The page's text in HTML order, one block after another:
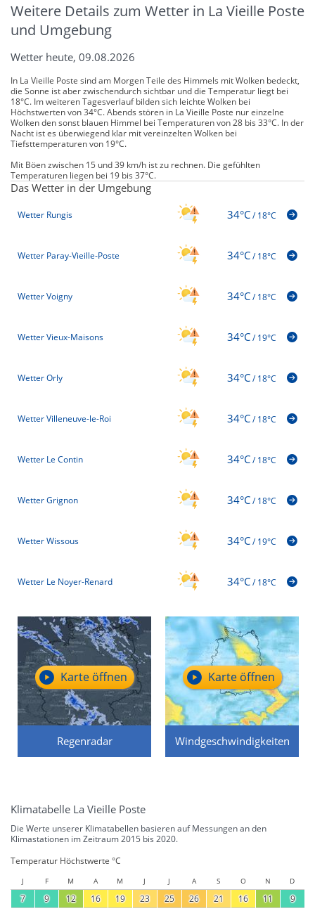
Weitere Details zum Wetter in La Vieille Poste
und Umgebung
Wetter heute, 09.08.2026
In La Vieille Poste sind am Morgen Teile des Himmels mit Wolken bedeckt,
die Sonne ist aber zwischendurch sichtbar und die Temperatur liegt bei
18°C. Im weiteren Tagesverlauf bilden sich leichte Wolken bei
Höchstwerten von 34°C. Abends stören in La Vieille Poste nur einzelne
Wolken den sonst blauen Himmel bei Temperaturen von 28 bis 33°C. In der
Nacht ist es überwiegend klar mit vereinzelten Wolken bei
Tiefsttemperaturen von 19°C.
Mit Böen zwischen 15 und 39 km/h ist zu rechnen. Die gefühlten
Temperaturen liegen bei 19 bis 37°C.
Das Wetter in der Umgebung
Wetter Rungis 34°C/18°C
Wetter Paray-Vieille-Poste 34°C/18°C
Wetter Voigny 34°C/18°C
Wetter Vieux-Maisons 34°C/19°C
Wetter Orly 34°C/18°C
Wetter Villeneuve-le-Roi 34°C/18°C
Wetter Le Contin 34°C/18°C
Wetter Grignon 34°C/18°C
Wetter Wissous 34°C/19°C
Wetter Le Noyer-Renard 34°C/18°C
Regenradar
Karte öffnen
Windgeschwindigkeiten
Karte öffnen
Klimatabelle La Vieille Poste
Die Werte unserer Klimatabellen basieren auf Messungen an den
Klimastationen im Zeitraum 2015 bis 2020.
Temperatur Höchstwerte °C
J F M A M J J A S O N D
7 9 12 16 19 23 25 26 21 16 11 9